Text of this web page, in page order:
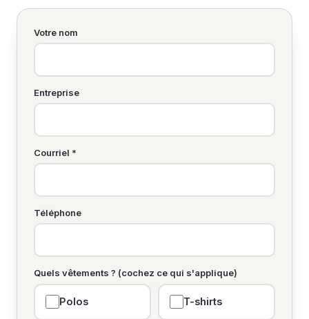
Votre nom
Entreprise
Courriel *
Téléphone
Quels vêtements ? (cochez ce qui s'applique)
Polos T-shirts